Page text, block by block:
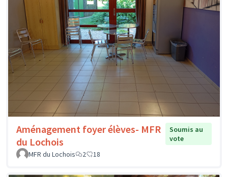
Aménagement foyer élèves- MFR
du Lochois
Soumis au
vote
MFR du Lochois
2 18